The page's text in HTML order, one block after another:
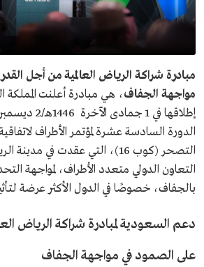
مبادرة شراكة الرياض العالمية من أجل
مواجهة الجفاف، هي مبادرة أعلنت المملكة
الدورة السادسة عشرة لمؤتمر الأطراف
التصحر (كوب 16)، التي عقدت في
التعاون الدولي متعدد الأطراف، لمواجهة
بالجفاف، خصوصًا في الدول الأكثر عرضة
دعم السعودية لمبادرة شراكة الرياض
على الصمود في مواجهة الجفاف